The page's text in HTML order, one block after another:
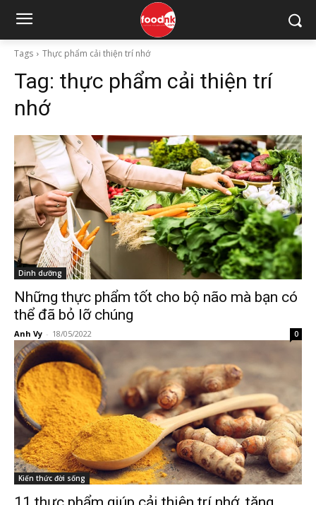
Tags Thực phẩm cải thiện trí nhớ
Tag: thực phẩm cải thiện trí
nhớ
Dinh dưỡng
Những thực phẩm tốt cho bộ não mà bạn có
thể đã bỏ lỡ chúng
Anh Vy - 18/05/2022 0
Kiến thức đời sống